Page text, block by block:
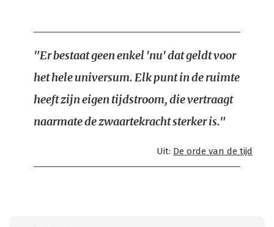
"Er bestaat geen enkel 'nu' dat geldt voor
het hele universum. Elk punt in de ruimte
heeft zijn eigen tijdstroom, die vertraagt
naarmate de zwaartekracht sterker is."
Uit: De orde van de tijd